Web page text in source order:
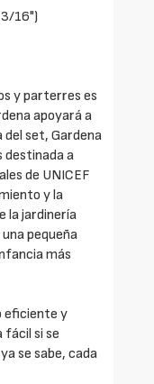
16")
y parterres es
apoyará a
del set, Gardena
destinada a
de UNICEF
y la
la jardinería
pequeña
más
eficiente y
fácil si se
se sabe, cada